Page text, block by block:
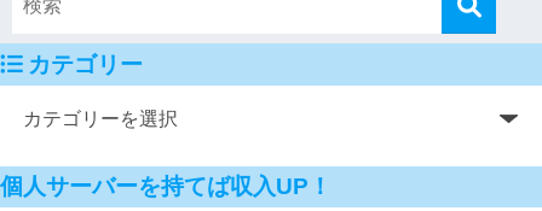
カテゴリー
個人サーバーを持てば収入UP！